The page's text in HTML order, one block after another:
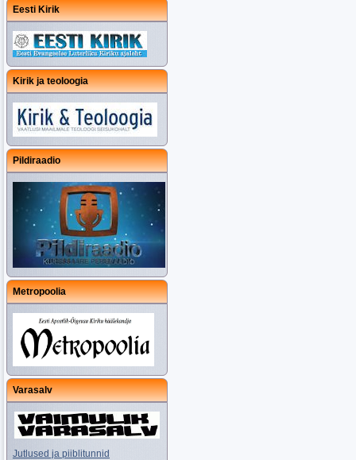
Eesti Kirik
Kirik ja teoloogia
Pildiraadio
Metropoolia
Varasalv
Jutlused ja piiblitunnid